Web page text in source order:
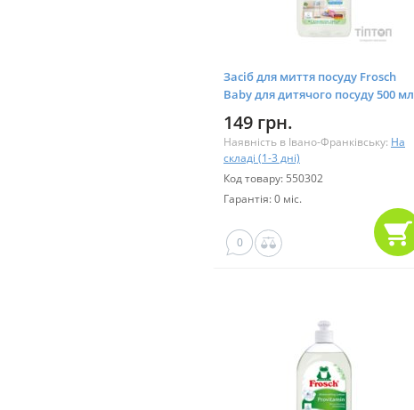
Засіб для миття посуду Frosch
Baby для дитячого посуду 500 мл
149 грн.
Наявність в Івано-Франківську: На
складі (1-3 дні)
Код товару: 550302
Гарантія: 0 міс.
0